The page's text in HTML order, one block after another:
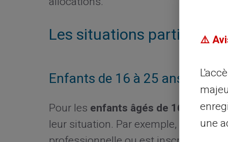
Les situations
Enfants de 16 à 25 ans
Pour les enfants âgés de 16 à 25 ans,
leur situation. Par exemple, si
⚠️
une